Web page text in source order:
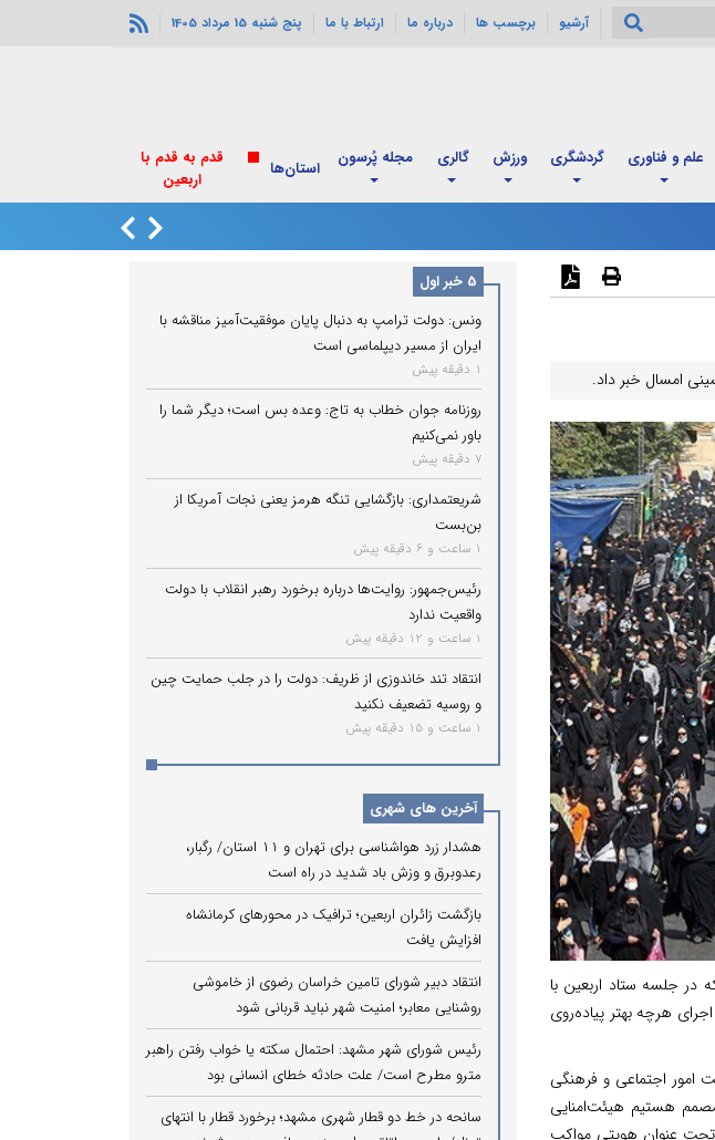
آرشیو برچسب ها درباره ما ارتباط با ما پنج شنبه 15 مرداد 1405
علم و فناوری گردشگری ورزش گالری مجله پُرسون استان‌ها
قدم به قدم با
اربعین
امسال خبر داد.
در جلسه ستاد اربعین با
هرچه بهتر پیاده‌روی
امور اجتماعی و فرهنگی
هستیم هیئت‌امنایی
عنوان هویتی مواکب
5 خبر اول
ونس: دولت ترامپ به دنبال پایان موفقیت‌آمیز مناقشه با
ایران از مسیر دیپلماسی است
1 دقیقه پیش
روزنامه جوان خطاب به تاج: وعده بس است؛ دیگر شما را
باور نمی‌کنیم
7 دقیقه پیش
شریعتمداری: بازگشایی تنگه هرمز یعنی نجات آمریکا از
بن‌بست
1 ساعت و 6 دقیقه پیش
رئیس‌جمهور: روایت‌ها درباره برخورد رهبر انقلاب با دولت
واقعیت ندارد
1 ساعت و 12 دقیقه پیش
انتقاد تند خاندوزی از ظریف: دولت را در جلب حمایت چین
و روسیه تضعیف نکنید
1 ساعت و 15 دقیقه پیش
آخرین های شهری
هشدار زرد هواشناسی برای تهران و ۱۱ استان/ رگبار،
رعدوبرق و وزش باد شدید در راه است
بازگشت زائران اربعین؛ ترافیک در محورهای کرمانشاه
افزایش یافت
انتقاد دبیر شورای تامین خراسان رضوی از خاموشی
روشنایی معابر؛ امنیت شهر نباید قربانی شود
رئیس شورای شهر مشهد: احتمال سکته یا خواب رفتن راهبر
مترو مطرح است/ علت حادثه خطای انسانی بود
سانحه در خط دو قطار شهری مشهد؛ برخورد قطار با انتهای